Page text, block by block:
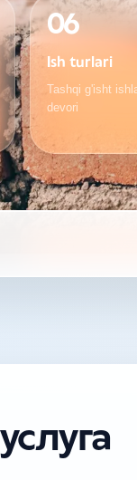
06
Ish turlari
Tashqi g'isht
devori